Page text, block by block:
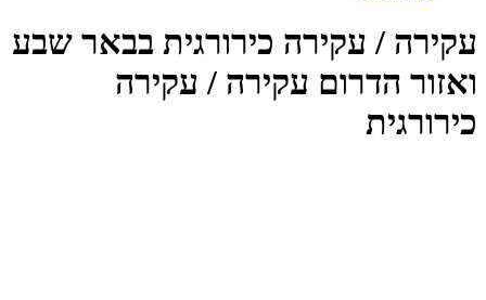
/ עקירה כירורגית בבאר שבע
הדרום עקירה / עקירה